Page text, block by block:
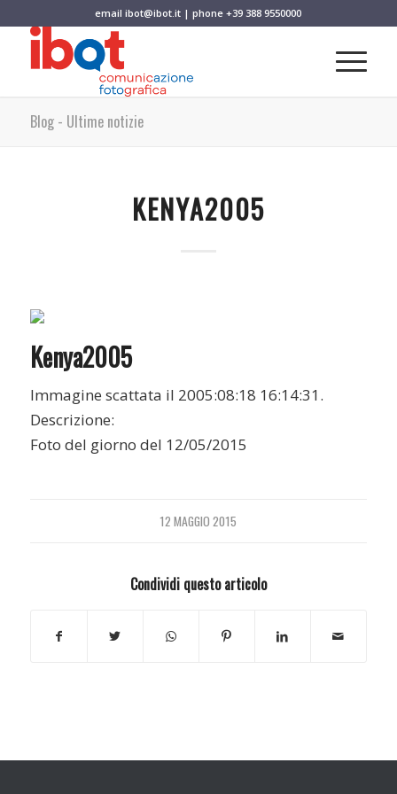
emailibot@ibot.it | phone+39 388 9550000
Blog - Ultime notizie
KENYA2005
Kenya2005
Immagine scattata il 2005:08:18 16:14:31.
Descrizione:
Foto del giorno del 12/05/2015
12 MAGGIO 2015
Condividi questo articolo